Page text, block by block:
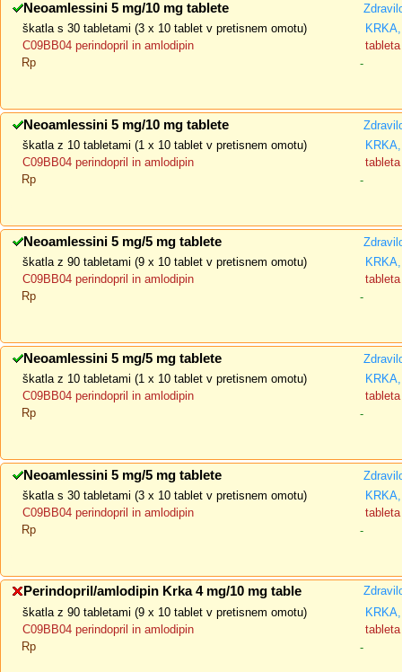
Neoamlessini 5 mg/10 mg tablete
škatla s 30 tabletami (3 x 10 tablet v pretisnem omotu)
C09BB04 perindopril in amlodipin
tableta
Rp
-
Neoamlessini 5 mg/10 mg tablete
škatla z 10 tabletami (1 x 10 tablet v pretisnem omotu)
C09BB04 perindopril in amlodipin
tableta
Rp
-
Neoamlessini 5 mg/5 mg tablete
škatla z 90 tabletami (9 x 10 tablet v pretisnem omotu)
C09BB04 perindopril in amlodipin
tableta
Rp
-
Neoamlessini 5 mg/5 mg tablete
škatla z 10 tabletami (1 x 10 tablet v pretisnem omotu)
C09BB04 perindopril in amlodipin
tableta
Rp
-
Neoamlessini 5 mg/5 mg tablete
škatla s 30 tabletami (3 x 10 tablet v pretisnem omotu)
C09BB04 perindopril in amlodipin
tableta
Rp
-
Perindopril/amlodipin Krka 4 mg/10 mg table
škatla z 90 tabletami (9 x 10 tablet v pretisnem omotu)
C09BB04 perindopril in amlodipin
tableta
Rp
-